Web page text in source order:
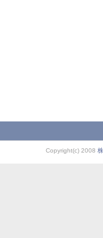
Copyright(c) 2008